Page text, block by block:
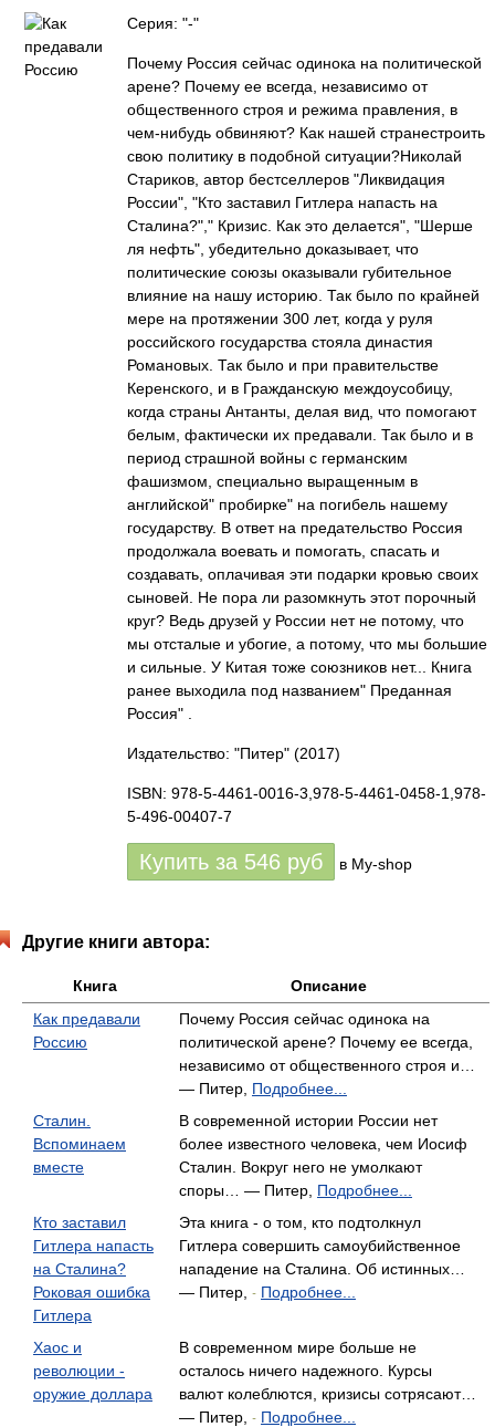
Серия: "-"
Почему Россия сейчас одинока на политической
арене? Почему ее всегда, независимо от
общественного строя и режима правления, в
чем-нибудь обвиняют? Как нашей странестроить
свою политику в подобной ситуации?Николай
Стариков, автор бестселлеров "Ликвидация
России", "Кто заставил Гитлера напасть на
Сталина?"," Кризис. Как это делается", "Шерше
ля нефть", убедительно доказывает, что
политические союзы оказывали губительное
влияние на нашу историю. Так было по крайней
мере на протяжении 300 лет, когда у руля
российского государства стояла династия
Романовых. Так было и при правительстве
Керенского, и в Гражданскую междоусобицу,
когда страны Антанты, делая вид, что помогают
белым, фактически их предавали. Так было и в
период страшной войны с германским
фашизмом, специально выращенным в
английской" пробирке" на погибель нашему
государству. В ответ на предательство Россия
продолжала воевать и помогать, спасать и
создавать, оплачивая эти подарки кровью своих
сыновей. Не пора ли разомкнуть этот порочный
круг? Ведь друзей у России нет не потому, что
мы отсталые и убогие, а потому, что мы большие
и сильные. У Китая тоже союзников нет... Книга
ранее выходила под названием" Преданная
Россия" .
Издательство: "Питер" (2017)
ISBN: 978-5-4461-0016-3,978-5-4461-0458-1,978-
5-496-00407-7
Купить за 546 руб в My-shop
Другие книги автора:
Книга
Описание
Как предавали
Россию
Почему Россия сейчас одинока на
политической арене? Почему ее всегда,
независимо от общественного строя и…
— Питер, Подробнее...
Сталин.
Вспоминаем
вместе
В современной истории России нет
более известного человека, чем Иосиф
Сталин. Вокруг него не умолкают
споры… — Питер, Подробнее...
Кто заставил
Гитлера напасть
на Сталина?
Роковая ошибка
Гитлера
Эта книга - о том, кто подтолкнул
Гитлера совершить самоубийственное
нападение на Сталина. Об истинных…
— Питер,
- Подробнее...
Хаос и
революции -
оружие доллара
В современном мире больше не
осталось ничего надежного. Курсы
валют колеблются, кризисы сотрясают…
— Питер,
- Подробнее...